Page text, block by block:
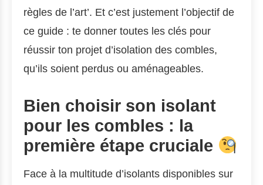
règles de l’art’. Et c’est justement l’objectif de
ce guide : te donner toutes les clés pour
réussir ton projet d’isolation des combles,
qu’ils soient perdus ou aménageables.
Bien choisir son isolant
pour les combles : la
première étape cruciale
Face à la multitude d’isolants disponibles sur